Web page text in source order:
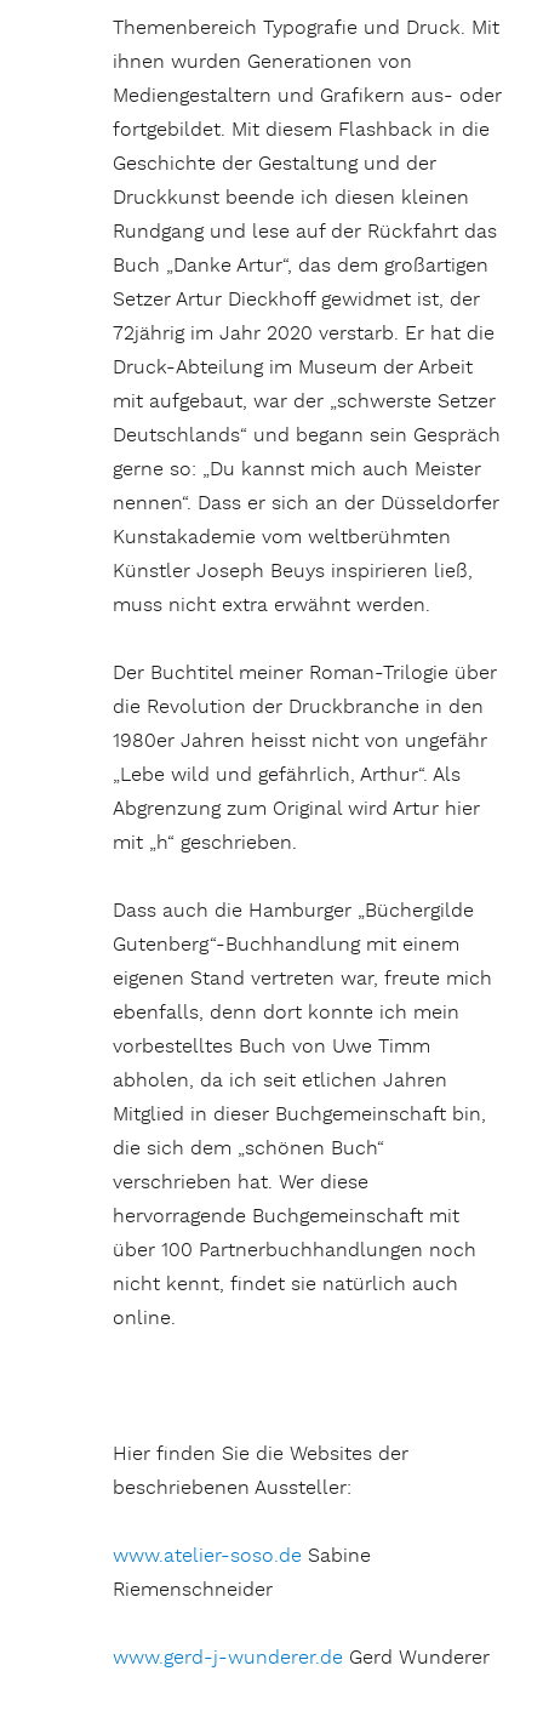
Themenbereich Typografie und Druck. Mit
ihnen wurden Generationen von
Mediengestaltern und Grafikern aus- oder
fortgebildet. Mit diesem Flashback in die
Geschichte der Gestaltung und der
Druckkunst beende ich diesen kleinen
Rundgang und lese auf der Rückfahrt das
Buch „Danke Artur“, das dem großartigen
Setzer Artur Dieckhoff gewidmet ist, der
72jährig im Jahr 2020 verstarb. Er hat die
Druck-Abteilung im Museum der Arbeit
mit aufgebaut, war der „schwerste Setzer
Deutschlands“ und begann sein Gespräch
gerne so: „Du kannst mich auch Meister
nennen“. Dass er sich an der Düsseldorfer
Kunstakademie vom weltberühmten
Künstler Joseph Beuys inspirieren ließ,
muss nicht extra erwähnt werden.
Der Buchtitel meiner Roman-Trilogie über
die Revolution der Druckbranche in den
1980er Jahren heisst nicht von ungefähr
„Lebe wild und gefährlich, Arthur“. Als
Abgrenzung zum Original wird Artur hier
mit „h“ geschrieben.
Dass auch die Hamburger „Büchergilde
Gutenberg“-Buchhandlung mit einem
eigenen Stand vertreten war, freute mich
ebenfalls, denn dort konnte ich mein
vorbestelltes Buch von Uwe Timm
abholen, da ich seit etlichen Jahren
Mitglied in dieser Buchgemeinschaft bin,
die sich dem „schönen Buch“
verschrieben hat. Wer diese
hervorragende Buchgemeinschaft mit
über 100 Partnerbuchhandlungen noch
nicht kennt, findet sie natürlich auch
online.
Hier finden Sie die Websites der
beschriebenen Aussteller:
www.atelier-soso.de Sabine
Riemenschneider
www.gerd-j-wunderer.de Gerd Wunderer